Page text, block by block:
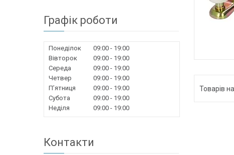
Графік роботи
Понеділок 09:00
19:00
Вівторок
09:00
19:00
Середа
09:00
19:00
Четвер
09:00
19:00
Пʼятниця
09:00
19:00
Субота
09:00
19:00
Неділя
09:00 19:00
Контакти